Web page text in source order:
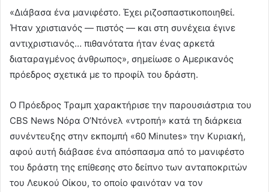
«Διάβασα ένα μανιφέστο. Έχει ριζοσπαστικοποιηθεί.
Ήταν χριστιανός — πιστός — και στη συνέχεια έγινε
αντιχριστιανός… πιθανότατα ήταν ένας αρκετά
διαταραγμένος άνθρωπος», σημείωσε ο Αμερικανός
πρόεδρος σχετικά με το προφίλ του δράστη.
Ο Πρόεδρος Τραμπ χαρακτήρισε την παρουσιάστρια του
CBS News Νόρα Ο’Ντόνελ «ντροπή» κατά τη διάρκεια
συνέντευξης στην εκπομπή «60 Minutes» την Κυριακή,
αφού αυτή διάβασε ένα απόσπασμα από το μανιφέστο
του δράστη της επίθεσης στο δείπνο των ανταποκριτών
του Λευκού Οίκου, το οποίο φαινόταν να τον